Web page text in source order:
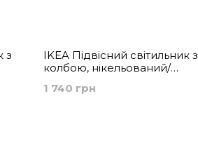
з
IKEA Підвісний світильник з
колбою, нікельований/
різнокольоровий JÄLLBY /
1 740 грн